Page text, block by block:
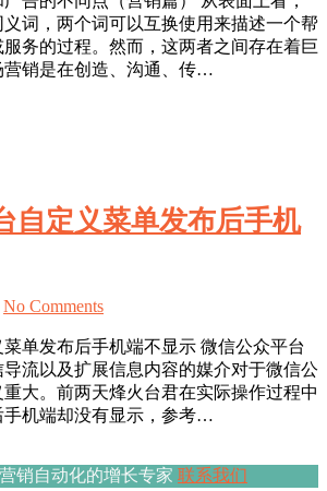
词，两个词可以互换使用来描述一个帮
务的过程。然而，这两者之间存在着巨
营销是在创造、沟通、传…
自定义菜单发布后手机
No Comments
单发布后手机端不显示 微信公众平台
流以及扩展信息内容的媒介对于微信公
大。前两天烽火台君在实际操作过程中
手机端却没有显示，参考…
销自动化的增长专家 联系我们